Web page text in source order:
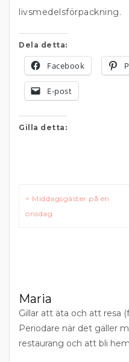
livsmedelsförpackning.
Dela detta:
Facebook
E-post
Gilla detta:
< Middagsgäster på en
onsdag
Maria
Gillar att äta och att resa
Periodare när det gäller
restaurang och att bli